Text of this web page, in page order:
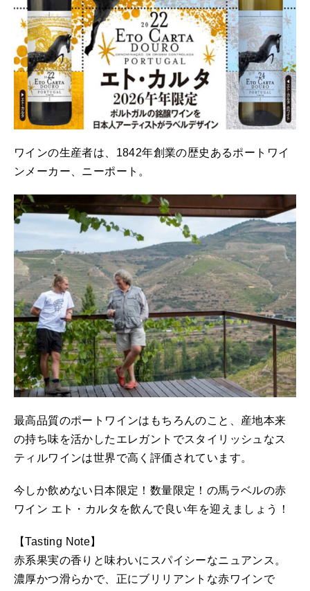
ワインの生産者は、1842年創業の歴史あるポートワイ
ンメーカー、ニーポート。
最高品質のポートワインはもちろんのこと、産地本来
の持ち味を活かしたエレガントでスタイリッシュなス
ティルワインは世界で高く評価されています。
今しか飲めない日本限定！数量限定！の馬ラベルの赤
ワイン エト・カルタを飲んで良い年を迎えましょう！
【Tasting Note】
赤系果実の香りと味わいにスパイシーなニュアンス。
濃厚かつ滑らかで、正にブリリアントな赤ワインで